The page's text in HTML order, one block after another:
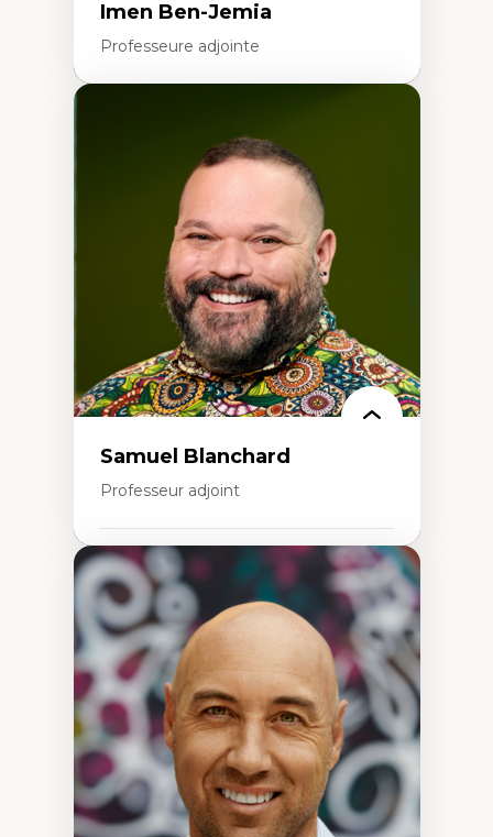
Imen Ben-Jemia
Professeure adjointe
Discours sur la ville et représentations
Mosquées, formes et usages au Canada
Reconnaissance et représentations des
communautés immigrantes dans l'espace
Design architectural et urbain
Patrimoine et patrimonialisation
Études postcoloniales et décolonisation des
savoirs
Samuel Blanchard
Professeur adjoint
Expertises
Didactique des sciences – processus
d’enquête et culture scientifique
Éducation en milieu minoritaire –
construction identitaire et conscience
critique
Technologies éducatives – ludification et
programmation pédagogique
La langue dans toutes les matières –
environnement discursif et langage
scientifique